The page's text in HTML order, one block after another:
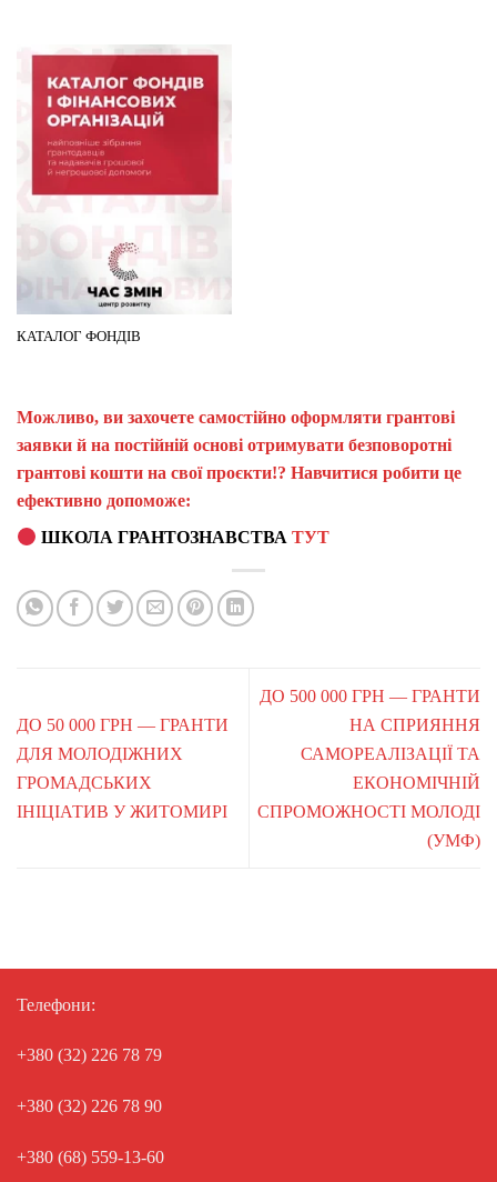
КАТАЛОГ ФОНДІВ
Можливо, ви захочете самостійно оформляти грантові
заявки й на постійній основі отримувати безповоротні
грантові кошти на свої проєкти!? Навчитися робити це
ефективно допоможе:
ШКОЛА ГРАНТОЗНАВСТВАТУТ
ДО 50 000 ГРН — ГРАНТИ
ДЛЯ МОЛОДІЖНИХ
ГРОМАДСЬКИХ
ІНІЦІАТИВ У ЖИТОМИРІ
ДО 500 000 ГРН — ГРАНТИ
НА СПРИЯННЯ
САМОРЕАЛІЗАЦІЇ ТА
ЕКОНОМІЧНІЙ
СПРОМОЖНОСТІ МОЛОДІ
(УМФ)
Телефони:
+380 (32) 226 78 79
+380 (32) 226 78 90
+380 (68) 559-13-60